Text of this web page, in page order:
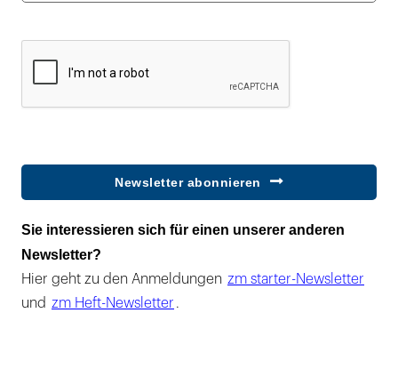
Newsletter abonnieren
Sie interessieren sich für einen unserer anderen
Newsletter?
Hier geht zu den Anmeldungen zm starter-Newsletter
und zm Heft-Newsletter .